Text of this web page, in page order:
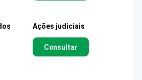
Ações judiciais
Consultar